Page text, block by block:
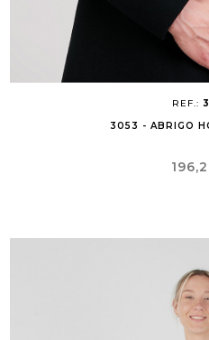
REF.:
3053 - ABRIGO